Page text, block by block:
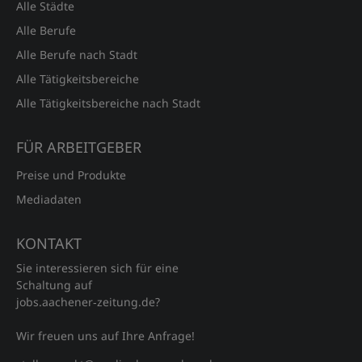
Alle Städte
Alle Berufe
Alle Berufe nach Stadt
Alle Tätigkeitsbereiche
Alle Tätigkeitsbereiche nach Stadt
FÜR ARBEITGEBER
Preise und Produkte
Mediadaten
KONTAKT
Sie interessieren sich für eine
Schaltung auf
jobs.aachener‑zeitung.de?
Wir freuen uns auf Ihre Anfrage!